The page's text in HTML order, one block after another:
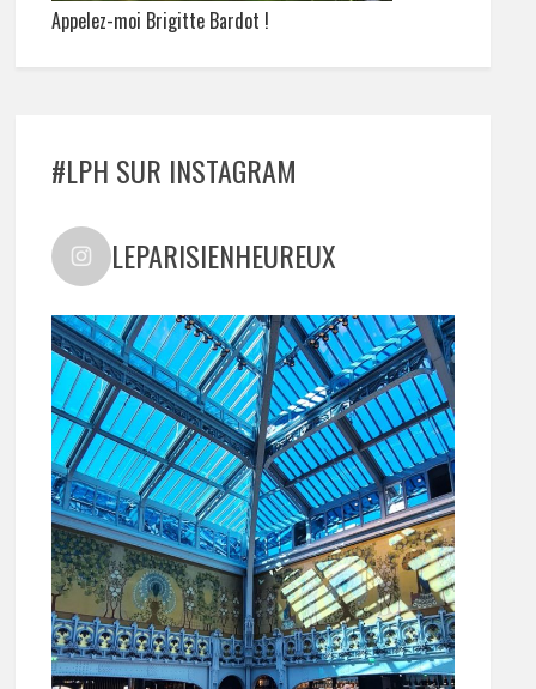
Appelez-moi Brigitte Bardot !
#LPH SUR INSTAGRAM
LEPARISIENHEUREUX